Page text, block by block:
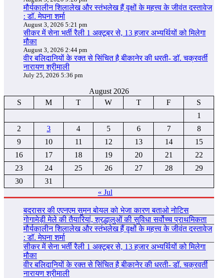
मौर्यकालीन शिलालेख और स्तंभलेख हैं वृक्षों के महत्त्व के जीवंत दस्तावेज
: डॉ. मेघना शर्मा
August 3, 2026 5:21 pm
सीकर में सेना भर्ती रैली 1 अक्टूबर से, 13 हजार अभ्यर्थियों को मिलेगा
मौका
August 3, 2026 2:44 pm
वीर बलिदानियों के रक्त से सिंचित है बीकानेर की धरती- डॉ. चक्रवर्ती
नारायण श्रीमाली
July 25, 2026 5:36 pm
August 2026
S
M T W T F
S
1
2
3 4 5 6 7
8
9
10 11 12 13 14
15
16
17 18 19 20 21
22
23
24 25 26 27 28
29
30
31
« Jul
बदरासर की एएनएम सुमन बोयल को भेजा कारण बताओ नोटिस
गोगामेड़ी मेले की तैयारियां, श्रद्धालुओं की सुविधा सर्वोच्च प्राथमिकता
मौर्यकालीन शिलालेख और स्तंभलेख हैं वृक्षों के महत्त्व के जीवंत दस्तावेज
: डॉ. मेघना शर्मा
सीकर में सेना भर्ती रैली 1 अक्टूबर से, 13 हजार अभ्यर्थियों को मिलेगा
मौका
वीर बलिदानियों के रक्त से सिंचित है बीकानेर की धरती- डॉ. चक्रवर्ती
नारायण श्रीमाली